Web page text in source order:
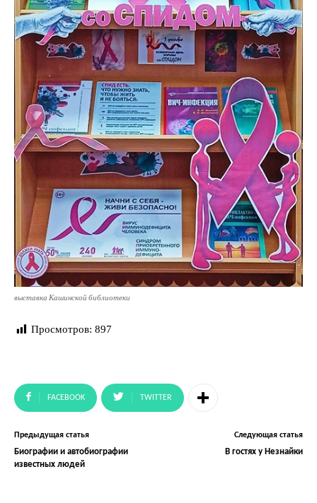
выставка Кашинской библиотеки
Просмотров: 897
FACEBOOK TWITTER
Предыдущая статья
Биографии и автобиографии
известных людей
Следующая статья
В гостях у Незнайки